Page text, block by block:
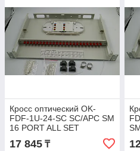
Кросс оптический OK-
FDF-1U-24-SC SC/APC SM
16 PORT ALL SET
укомплектованный
17 845 ₸